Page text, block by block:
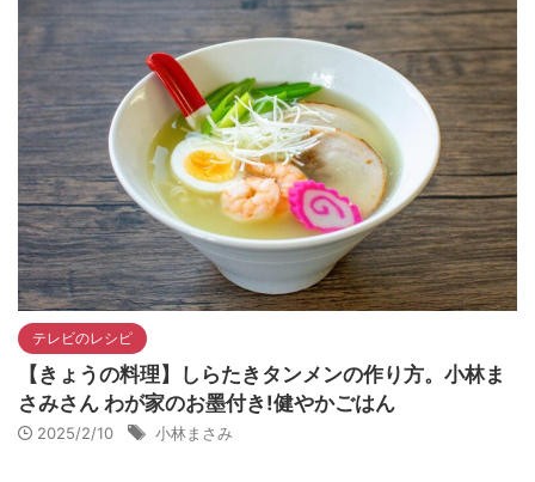
テレビのレシピ
【きょうの料理】しらたきタンメンの作り方。小林ま
さみさん わが家のお墨付き!健やかごはん
2025/2/10 小林まさみ